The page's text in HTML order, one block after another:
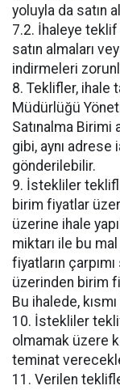
yoluyla da satın
7.2. İhaleye teklif
satın almaları
indirmeleri
8. Teklifler, ihale
Müdürlüğü
Satınalma
gibi, aynı adrese
gönderilebilir.
9. İstekliler
birim fiyatlar
üzerine ihale
miktarı ile bu
fiyatların
üzerinden birim
Bu ihalede,
10. İstekliler
olmamak üzere
teminat
11. Verilen